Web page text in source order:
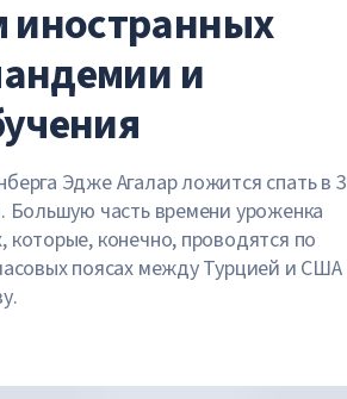
иностранных
и
Эдже Агалар ложится спать в 3
Большую часть времени уроженка
конечно, проводятся по
поясах между Турцией и США